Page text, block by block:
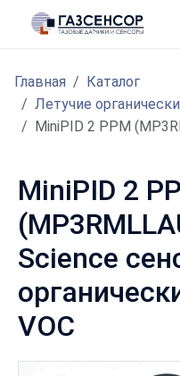
Главная
Каталог
Летучие
MiniPID 2 PPM
MiniPID 2
Science
VOC